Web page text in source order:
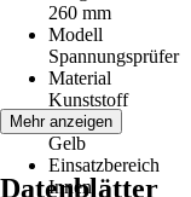
260 mm
Modell
Spannungsprüfer
Material
Kunststoff
Farbton
Gelb
Einsatzbereich
Innen
Mehr anzeigen
Datenblätter